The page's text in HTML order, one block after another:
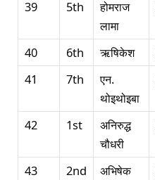
39 5th
होमराज
लामा
40 6th ऋषिकेश
41
7th
एन.
थोइथोइबा
42 1st
अनिरुद्ध
चौधरी
43 2nd
अभिषेक